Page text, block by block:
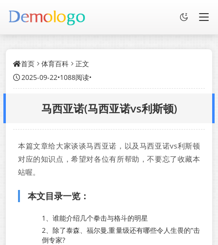
首页 体育百科
正文
2025-09-22•1088阅读•
马西亚诺(马西亚诺vs利斯顿)
本篇文章给大家谈谈马西亚诺，以及马西亚诺vs利斯顿
对应的知识点，希望对各位有所帮助，不要忘了收藏本
站喔。
本文目录一览：
1、 谁能介绍几个拳击与格斗的明星
2、除了泰森、福尔曼,重量级还有哪些令人生畏的“击
倒专家?